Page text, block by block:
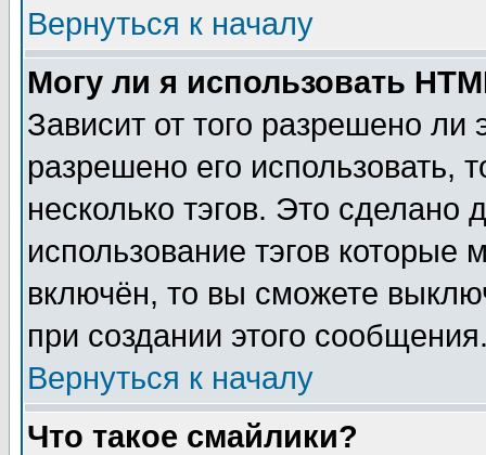
Вернуться к началу
Могу ли я использовать
Зависит от того разрешено
разрешено его использовать,
несколько тэгов. Это сделано
использование тэгов
включён, то вы сможете
при создании этого
Вернуться к началу
Что такое смайлики?